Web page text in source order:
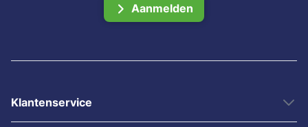
Aanmelden
Klantenservice